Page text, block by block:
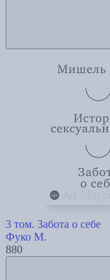
3 том. Забота о себе
Фуко М.
880